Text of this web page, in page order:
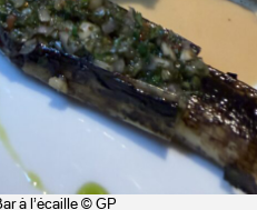
à l’écaille © GP